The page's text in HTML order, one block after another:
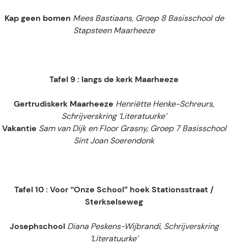
Kap geen bomen Mees Bastiaans, Groep 8 Basisschool de
Stapsteen Maarheeze
Tafel 9 : langs de kerk Maarheeze
Gertrudiskerk Maarheeze Henriëtte Henke-Schreurs,
Schrijverskring ‘Literatuurke’
Vakantie Sam van Dijk en Floor Grasny, Groep 7 Basisschool
Sint Joan Soerendonk
Tafel 10 : Voor “Onze School” hoek Stationsstraat /
Sterkselseweg
Josephschool Diana Peskens-Wijbrandi, Schrijverskring
‘Literatuurke’